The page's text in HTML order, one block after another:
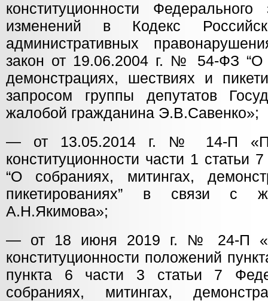
конституционности
изменений в Кодекс
административных
закон от 19.06.2004 г. № 54-ФЗ “О
демонстрациях, шествиях и
запросом группы депутатов
жалобой гражданина Э.В.Савенко»;
— от 13.05.2014 г. № 14-П
конституционности части 1 статьи
“О собраниях, митингах,
пикетированиях” в связи с
А.Н.Якимова»;
— от 18 июня 2019 г. № 24-П
конституционности положений
пункта 6 части 3 статьи 7
собраниях, митингах,